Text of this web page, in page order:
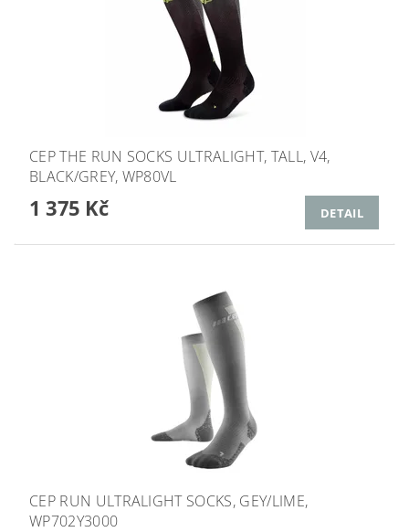
CEP THE RUN SOCKS ULTRALIGHT, TALL, V4,
BLACK/GREY, WP80VL
1 375 Kč DETAIL
CEP RUN ULTRALIGHT SOCKS, GEY/LIME,
WP702Y3000